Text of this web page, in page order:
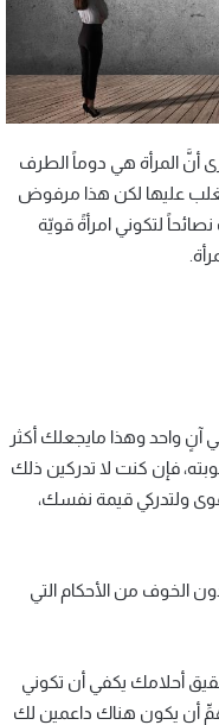
أنَّ المرأة هي دوماً الطرف
عليها لكن هذا مرفوض
لتكوني امرأةً قويّة
آنٍ واحد وهذا مايجعلك أكثر
فإن كنت لا تدركين ذلك
ولتدركي قيمة نفسك،
الخوف من الأحكام التي
أحلامك يكفي أن تكوني
أن يكون هناك داعمين لك